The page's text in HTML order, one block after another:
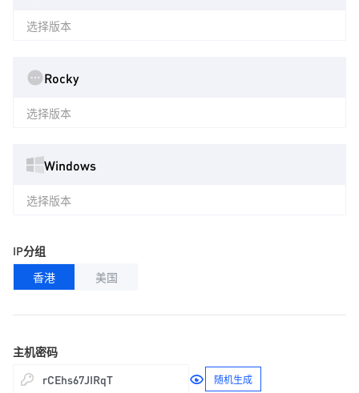
选择版本
Rocky
选择版本
Windows
选择版本
IP分组
香港
美国
主机密码
随机生成